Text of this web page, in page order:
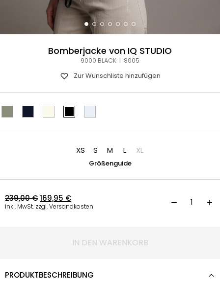
Bomberjacke von IQ STUDIO
9000 BLACK | 8005
Zur Wunschliste hinzufügen
XS S M L XL
Größenguide
239,00€169,95 €
inkl. MwSt. zzgl. Versandkosten
IN DEN WARENKORB
PRODUKTBESCHREIBUNG